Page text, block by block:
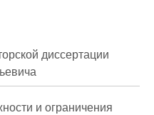
диссертации
и ограничения